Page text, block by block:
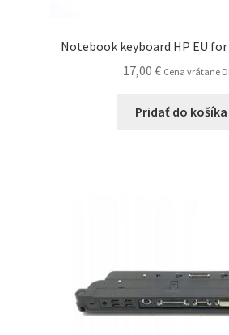
Notebook keyboard HP EU for
17,00 € Cena vrátane
Pridať do košíka